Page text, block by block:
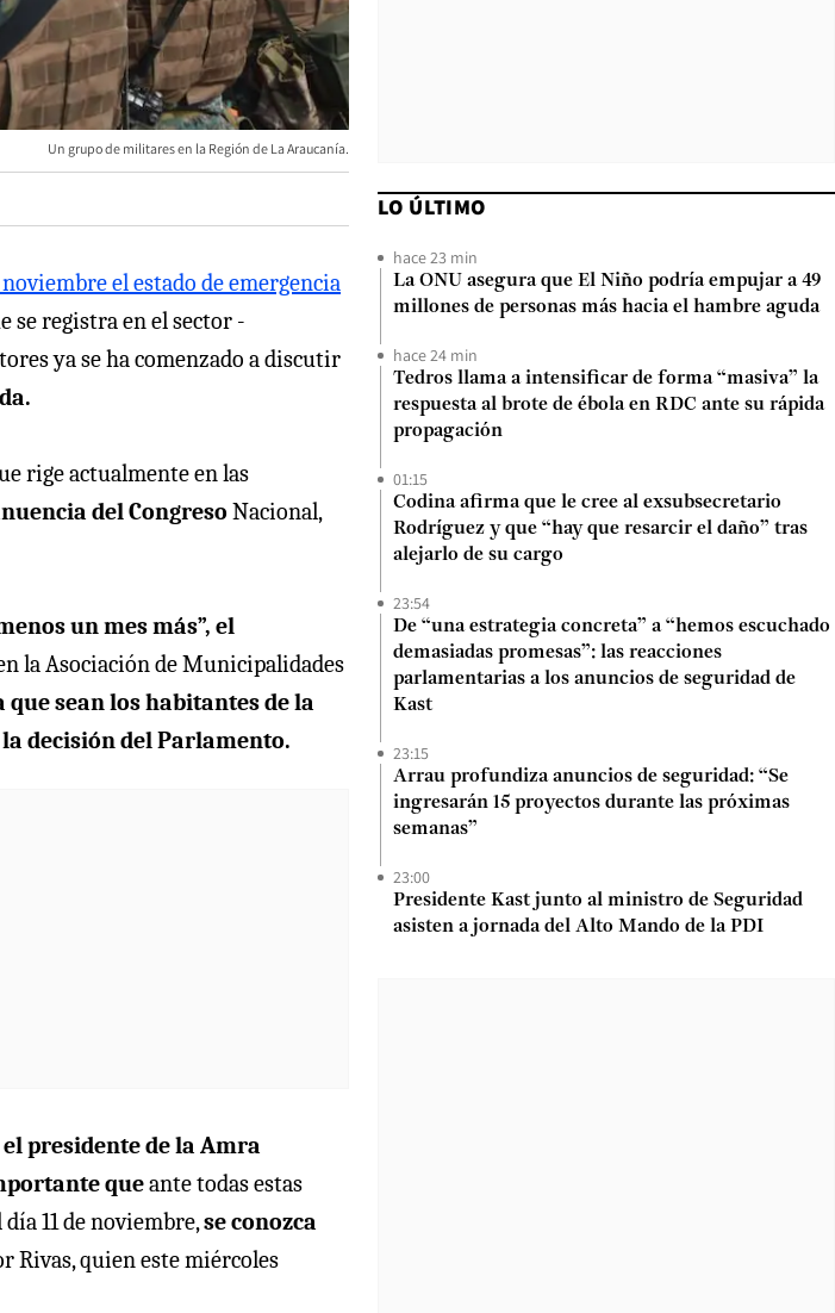
Un grupo de militares en la Región de La Araucanía.
el estado de emergencia
se registra en el sector -
ya se ha comenzado a discutir
rige actualmente en las
del Congreso Nacional,
un mes más”, el
la Asociación de Municipalidades
sean los habitantes de la
decisión del Parlamento.
presidente de la Amra
queante todas estas
11 de noviembre,se conozca
Rivas, quien este miércoles
LO ÚLTIMO
hace 23 min
La ONU asegura que El Niño podría empujar a 49
millones de personas más hacia el hambre aguda
hace 24 min
Tedros llama a intensificar de forma “masiva” la
respuesta al brote de ébola en RDC ante su rápida
propagación
01:15
Codina afirma que le cree al exsubsecretario
Rodríguez y que “hay que resarcir el daño” tras
alejarlo de su cargo
23:54
De “una estrategia concreta” a “hemos escuchado
demasiadas promesas”: las reacciones
parlamentarias a los anuncios de seguridad de
Kast
23:15
Arrau profundiza anuncios de seguridad: “Se
ingresarán 15 proyectos durante las próximas
semanas”
23:00
Presidente Kast junto al ministro de Seguridad
asisten a jornada del Alto Mando de la PDI